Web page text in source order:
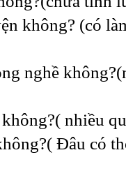
không? (có
nghề
nhiều
Đâu có